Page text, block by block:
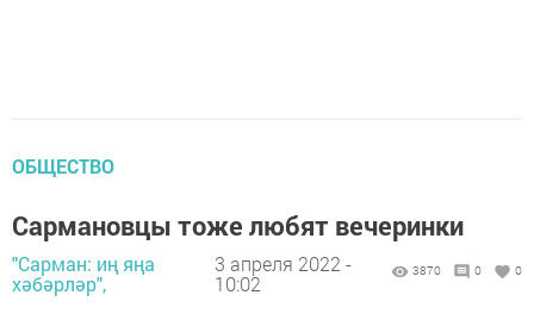
ОБЩЕСТВО
Сармановцы тоже любят вечеринки
"Сарман: иң яңа
хәбәрләр",
3 апреля 2022 -
10:02
3870 0 0